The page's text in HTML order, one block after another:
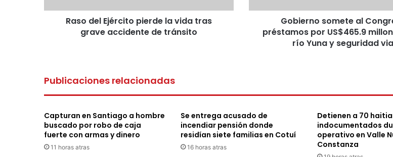
accidente
Raso del Ejército pierde la vida tras
grave accidente de tránsito
para
Yuna
Gobierno somete al
préstamos por US$465.9
río Yuna y seguridad
Publicaciones relacionadas
Capturan en Santiago a hombre
buscado por robo de caja
fuerte con armas y dinero
11 horas atras
Se entrega acusado de
incendiar pensión donde
residían siete familias en Cotuí
16 horas atras
Detienen a 70
indocumentados
operativo en Valle
Constanza